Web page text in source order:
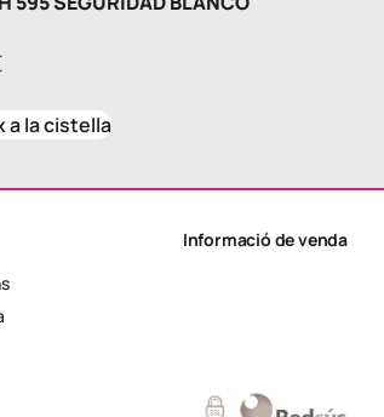
a la cistella
Informació de venda